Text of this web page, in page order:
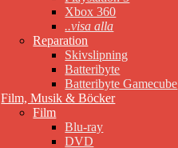
Xbox 360
..visa alla
Reparation
Skivslipning
Batteribyte
Batteribyte Gamecube
Film, Musik & Böcker
Film
Blu-ray
DVD